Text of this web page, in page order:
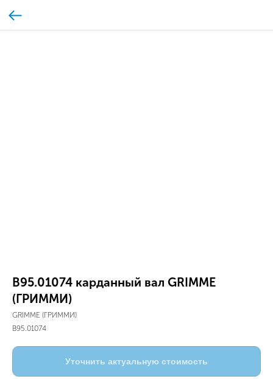
B95.01074 карданный вал GRIMME
(ГРИММИ)
GRIMME (ГРИММИ)
B95.01074
Уточнить актуальную стоимость